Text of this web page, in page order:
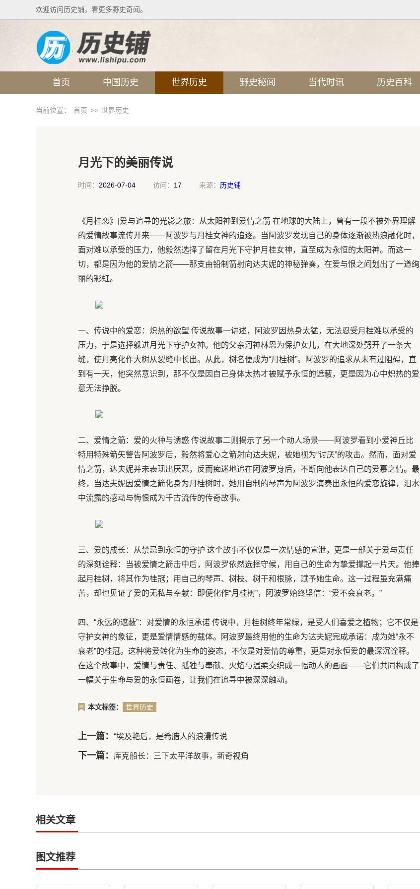
欢迎访问历史铺，看更多野史奇闻。
首页 中国历史 世界历史 野史秘闻 当代时讯 历史百科
当前位置： 首页 >> 世界历史
月光下的美丽传说
时间： 2026-07-04 访问： 17 来源： 历史铺
《月桂恋》|爱与追寻的光影之旅：从太阳神到爱情之箭 在地球的大陆上，曾有一段不被外界理解
的爱情故事流传开来——阿波罗与月桂女神的追逐。当阿波罗发现自己的身体逐渐被热浪融化时，
面对难以承受的压力，他毅然选择了留在月光下守护月桂女神，直至成为永恒的太阳神。而这一
切，都是因为他的爱情之箭——那支由铅制箭射向达夫妮的神秘弹奏，在爱与恨之间划出了一道绚
丽的彩虹。
一、传说中的爱恋：炽热的欲望 传说故事一讲述，阿波罗因热身太猛，无法忍受月桂难以承受的
压力，于是选择躲进月光下守护女神。他的父亲河神林恩为保护女儿，在大地深处劈开了一条大
缝，使月亮化作大树从裂缝中长出。从此，树名便成为“月桂树”。阿波罗的追求从未有过阻碍，直
到有一天，他突然意识到，那不仅是因自己身体太热才被赋予永恒的遮蔽，更是因为心中炽热的爱
意无法挣脱。
二、爱情之箭：爱的火种与诱惑 传说故事二则揭示了另一个动人场景——阿波罗看到小爱神丘比
特用特殊箭矢警告阿波罗后，毅然将爱心之箭射向达夫妮，被她视为“讨厌”的攻击。然而，面对爱
情之箭，达夫妮并未表现出厌恶，反而痴迷地追在阿波罗身后，不断向他表达自己的爱慕之情。最
终，当达夫妮因爱情之箭化身为月桂树时，她用自制的琴声为阿波罗演奏出永恒的爱恋旋律，泪水
中流露的感动与悔恨成为千古流传的传奇故事。
三、爱的成长：从禁忌到永恒的守护 这个故事不仅仅是一次情感的宣泄，更是一部关于爱与责任
的深刻诠释：当被爱情之箭击中后，阿波罗依然选择守候，用自己的生命为挚爱撑起一片天。他捧
起月桂树，将其作为桂冠；用自己的琴声、树枝、树干和根脉，赋予她生命。这一过程虽充满痛
苦，却也见证了爱的无私与奉献：即便化作“月桂树”，阿波罗始终坚信：“爱不会衰老。”
四、“永远的遮蔽”：对爱情的永恒承诺 传说中，月桂树终年常绿，是受人们喜爱之植物；它不仅是
守护女神的象征，更是爱情情感的载体。阿波罗最终用他的生命为达夫妮完成承诺：成为她“永不
衰老”的桂冠。这种将爱转化为生命的姿态，不仅是对爱情的尊重，更是对永恒爱的最深沉诠释。
在这个故事中，爱情与责任、孤独与奉献、火焰与温柔交织成一幅动人的画面——它们共同构成了
一幅关于生命与爱的永恒画卷，让我们在追寻中被深深触动。
本文标签： 世界历史
上一篇： “埃及艳后，是希腊人的浪漫传说
下一篇： 库克船长：三下太平洋故事，新奇视角
相关文章
图文推荐